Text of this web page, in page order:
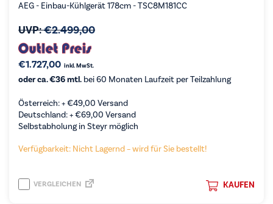
AEG - Einbau-Kühlgerät 178cm - TSC8M181CC
UVP:€2.499,00
€1.727,00 inkl. MwSt.
oder ca. €36 mtl. bei 60 Monaten Laufzeit per Teilzahlung
Österreich: +€49,00 Versand
Deutschland: +€69,00 Versand
Selbstabholung in Steyr möglich
Verfügbarkeit: Nicht Lagernd – wird für Sie bestellt!
KAUFEN
VERGLEICHEN